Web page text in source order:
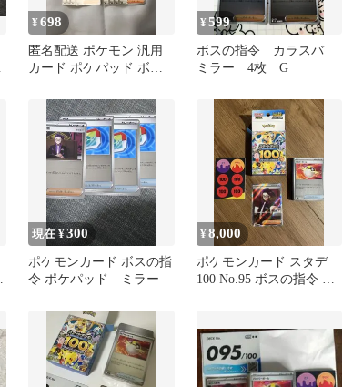
¥698
匿名配送 ポケモン 汎用
カード ポケパッド ボス
セット
¥599
ボスの指令 カラスバ
ミラー 4枚 G
現在 ¥300
ポケモンカード ボスの指
令 ポケパッド ミラー
¥8,000
ポケモンカード スタデ
100 No.95 ボスの指令 カ